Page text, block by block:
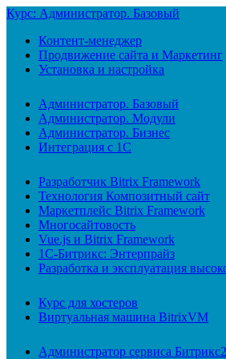
Курс: Администратор. Базовый
Контент-менеджер
Продвижение сайта и Маркетинг
Установка и настройка
Администратор. Базовый
Администратор. Модули
Администратор. Бизнес
Интеграция с 1С
Разработчик Bitrix Framework
Технология Композитный сайт
Маркетплейс Bitrix Framework
Многосайтовость
Vue.js и Bitrix Framework
1С-Битрикс: Энтерпрайз
Разработка и эксплуатация
Курс для хостеров
Виртуальная машина BitrixVM
Администратор сервиса